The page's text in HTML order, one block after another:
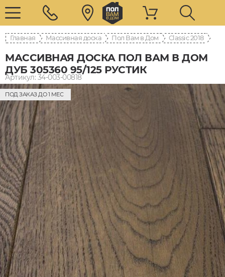
Главная Массивная доска Пол Вам в Дом Classic 2018
МАССИВНАЯ ДОСКА ПОЛ ВАМ В ДОМ
ДУБ 305360 95/125 РУСТИК
Артикул: 34-003-00818
ПОД ЗАКАЗ ДО 1 МЕС